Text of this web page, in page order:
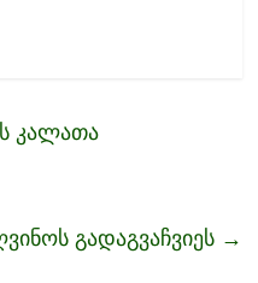
კალათა
გადაგვაჩვიეს →